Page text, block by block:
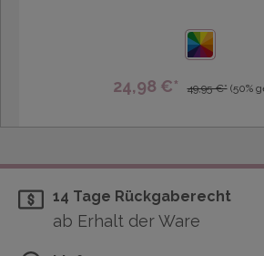
24,98 €* 49,95 €* (50%
14 Tage Rückgaberecht
ab Erhalt der Ware